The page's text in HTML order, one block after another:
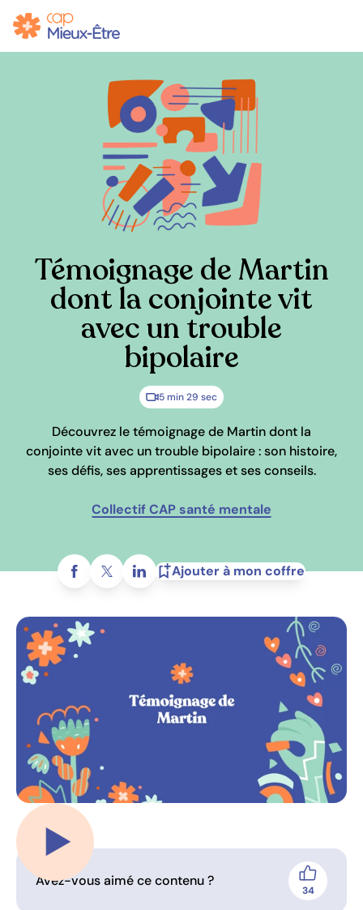
Témoignage de Martin
dont la conjointe vit
avec un trouble
bipolaire
5 min 29 sec
Découvrez le témoignage de Martin dont la
conjointe vit avec un trouble bipolaire : son histoire,
ses défis, ses apprentissages et ses conseils.
Collectif CAP santé mentale
Partagez sur Ajouter à mon coffre
Jouer la vidéo
Avez-vous aimé ce contenu ?
J'aime
34
personnes